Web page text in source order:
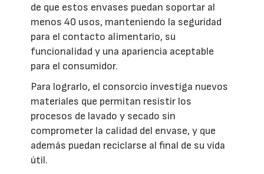
de que estos envases puedan soportar al
menos 40 usos, manteniendo la seguridad
para el contacto alimentario, su
funcionalidad y una apariencia aceptable
para el consumidor.
Para lograrlo, el consorcio investiga nuevos
materiales que permitan resistir los
procesos de lavado y secado sin
comprometer la calidad del envase, y que
además puedan reciclarse al final de su vida
útil.